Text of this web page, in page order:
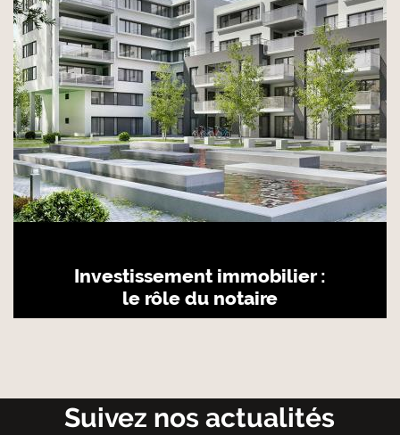
Investissement immobilier :
le rôle du notaire
Suivez nos actualités